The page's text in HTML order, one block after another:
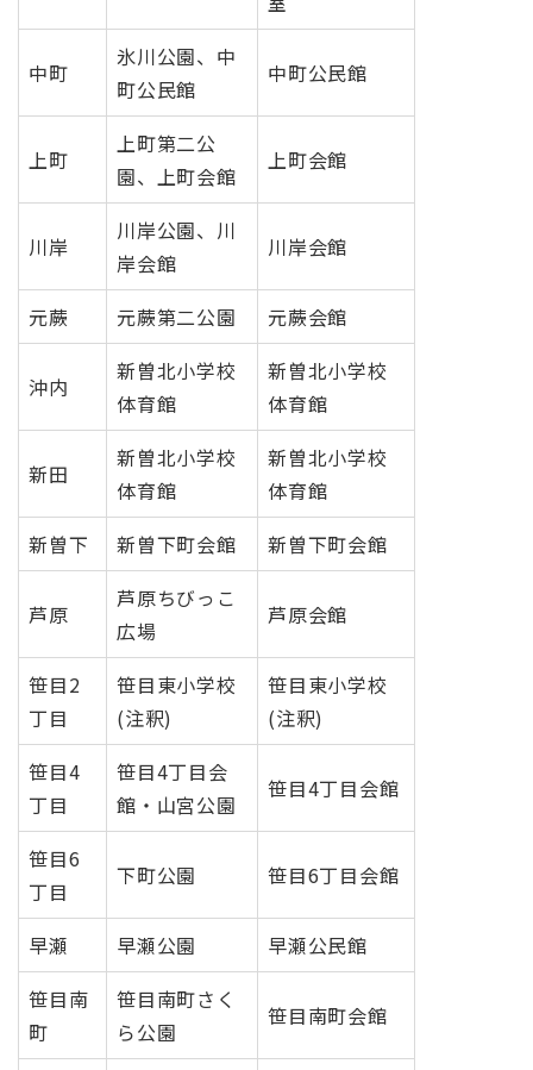
中町
氷川公園、中
町公民館
中町公民館
上町
上町第二公
園、上町会館
上町会館
川岸
川岸公園、川
岸会館
川岸会館
元蕨 元蕨第二公園 元蕨会館
沖内
新曽北小学校
体育館
新曽北小学校
体育館
新田
新曽北小学校
体育館
新曽北小学校
体育館
新曽下
新曽下町会館 新曽下町会館
芦原
芦原ちびっこ
広場
芦原会館
笹目2
丁目
笹目東小学校
(注釈)
笹目東小学校
(注釈)
笹目4
丁目
笹目4丁目会
館・山宮公園
笹目4丁目会館
笹目6
丁目
下町公園 笹目6丁目会館
早瀬 早瀬公園
早瀬公民館
笹目南
町
笹目南町さく
ら公園
笹目南町会館